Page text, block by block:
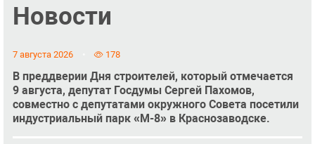
Новости
7 августа 2026 178
В преддверии Дня строителей, который отмечается
9 августа, депутат Госдумы Сергей Пахомов,
совместно с депутатами окружного Совета посетили
индустриальный парк «М-8» в Краснозаводске.